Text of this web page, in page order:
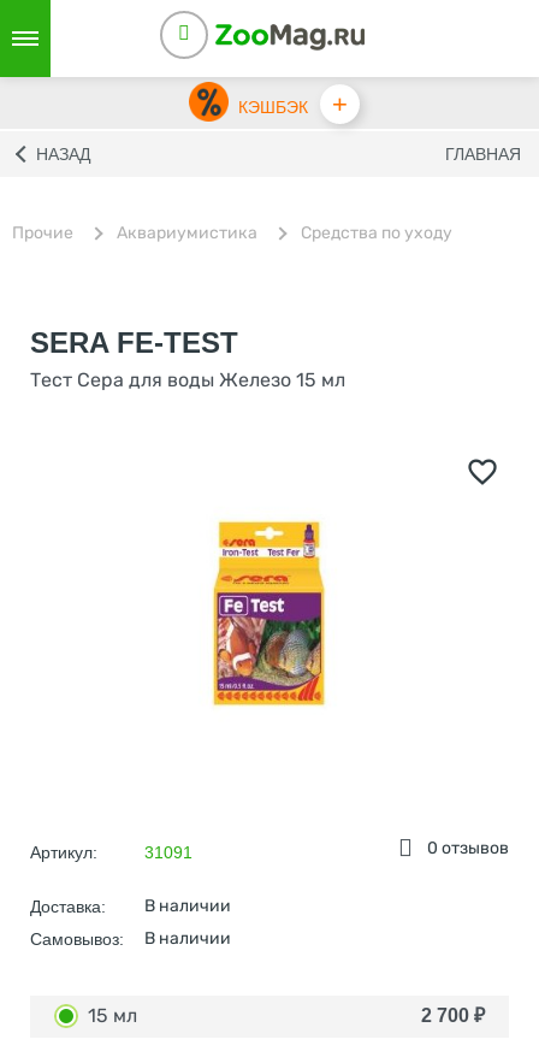
КЭШБЭК +
НАЗАД ГЛАВНАЯ
Прочие Аквариумистика Средства по уходу
SERA FE-TEST
Тест Сера для воды Железо 15 мл
0 отзывов
Артикул: 31091
Доставка: В наличии
Самовывоз: В наличии
15 мл 2 700 ₽